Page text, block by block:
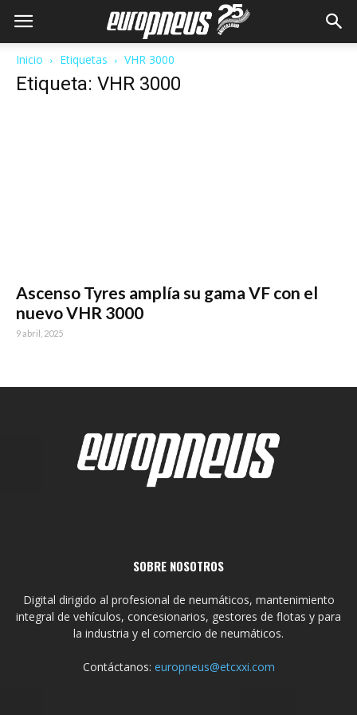
Inicio Etiquetas VHR 3000
Etiqueta: VHR 3000
Ascenso Tyres amplía su gama VF con el
nuevo VHR 3000
9 abril, 2025
SOBRE NOSOTROS
Digital dirigido al profesional de neumáticos, mantenimiento
integral de vehículos, concesionarios, gestores de flotas y para
la industria y el comercio de neumáticos.
Contáctanos: europneus@etcxxi.com